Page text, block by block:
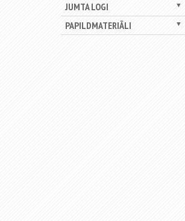
▼
JUMTA LOGI
▼
PAPILDMATERIĀLI